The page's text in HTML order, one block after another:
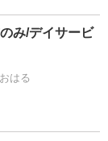
み/デイサービ
はる